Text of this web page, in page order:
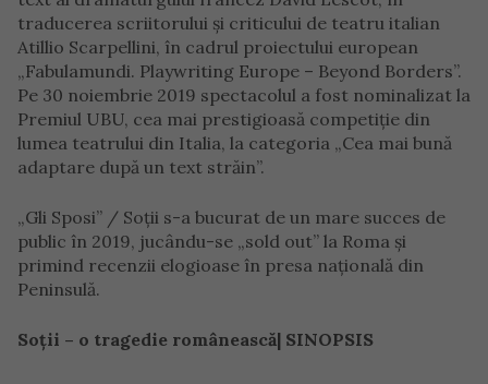
traducerea scriitorului şi criticului de teatru italian
Atillio Scarpellini, în cadrul proiectului european
„Fabulamundi. Playwriting Europe – Beyond Borders”.
Pe 30 noiembrie 2019 spectacolul a fost nominalizat la
Premiul UBU, cea mai prestigioasă competiţie din
lumea teatrului din Italia, la categoria „Cea mai bună
adaptare după un text străin”.
„Gli Sposi” / Soţii s-a bucurat de un mare succes de
public în 2019, jucându-se „sold out” la Roma şi
primind recenzii elogioase în presa naţională din
Peninsulă.
Soții – o tragedie românească| SINOPSIS